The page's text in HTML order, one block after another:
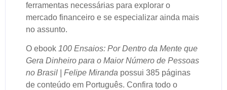
ferramentas necessárias para explorar o
mercado financeiro e se especializar ainda mais
no assunto.
O ebook 100 Ensaios: Por Dentro da Mente que
Gera Dinheiro para o Maior Número de Pessoas
no Brasil | Felipe Miranda possui 385 páginas
de conteúdo em Português. Confira todo o